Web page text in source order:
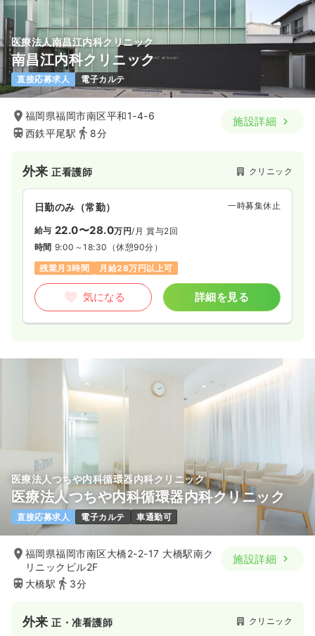
医療法人南昌江内科クリニック
南昌江内科クリニック
直接応募求人 電子カルテ
福岡県福岡市南区平和1-4-6
西鉄平尾駅
8分
施設詳細
外来正看護師 クリニック
日勤のみ（常勤） 一時募集休止
給与 22.0〜28.0万円/月 賞与2回
時間 9:00～18:30 （休憩90分）
残業月3時間
月給28万円以上可
気になる 詳細を見る
医療法人つちや内科循環器内科クリニック
医療法人つちや内科循環器内科クリニック
直接応募求人 電子カルテ 車通勤可
福岡県福岡市南区大橋2-2-17 大橋駅南ク
リニックビル2F
大橋駅
3分
施設詳細
外来正・准看護師 クリニック